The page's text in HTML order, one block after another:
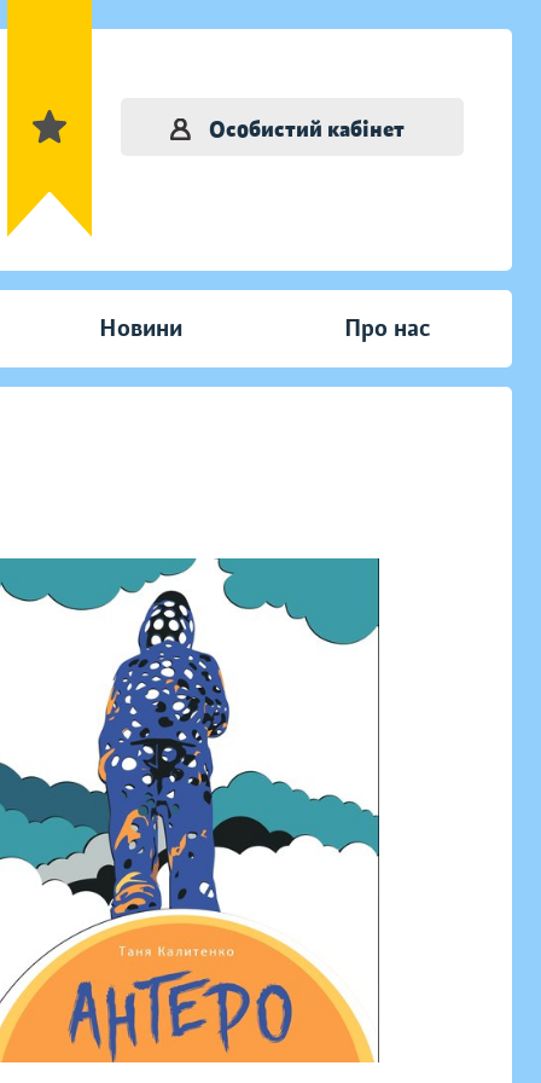
Особистий кабінет
Новини Про нас